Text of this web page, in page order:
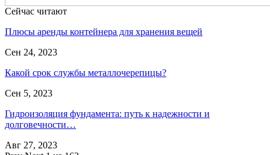
Сейчас читают
Плюсы аренды контейнера для хранения вещей
Сен 24, 2023
Какой срок службы металлочерепицы?
Сен 5, 2023
Гидроизоляция фундамента: путь к надежности и
долговечности…
Авг 27, 2023